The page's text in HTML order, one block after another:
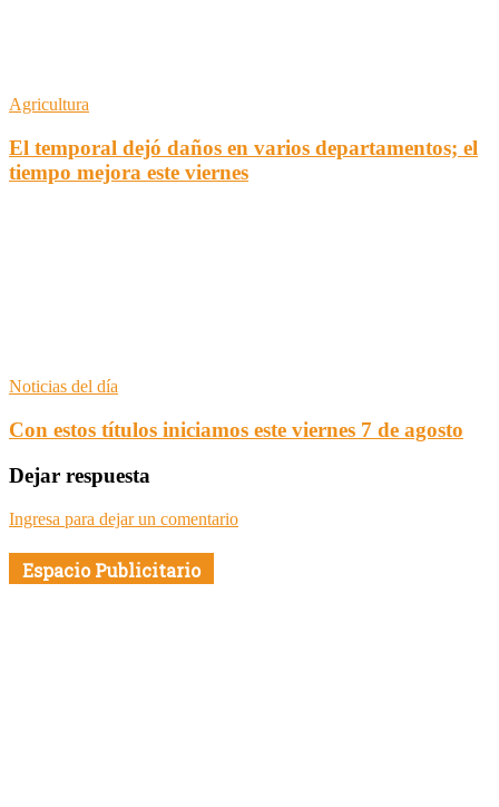
Agricultura
El temporal dejó daños en varios departamentos; el
tiempo mejora este viernes
Noticias del día
Con estos títulos iniciamos este viernes 7 de agosto
Dejar respuesta
Ingresa para dejar un comentario
Espacio Publicitario